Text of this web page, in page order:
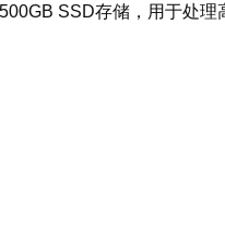
SSD存储，用于处理